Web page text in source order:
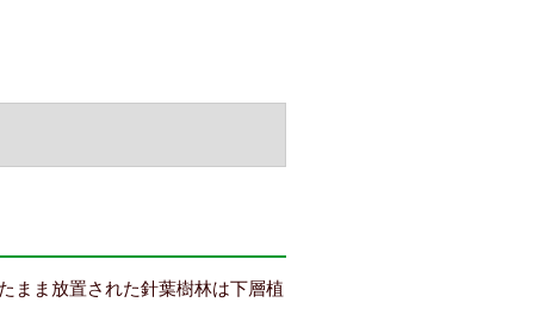
まま放置された針葉樹林は下層植